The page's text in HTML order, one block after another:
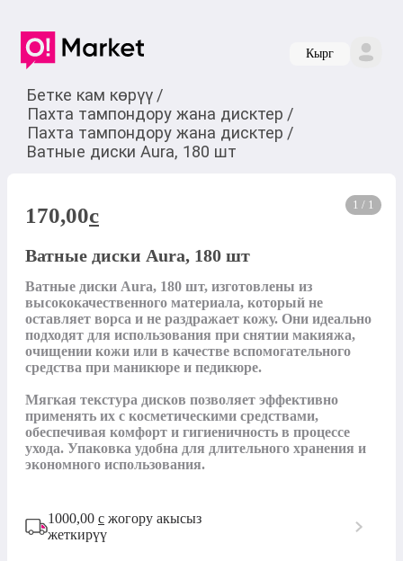
Кырг
Бетке кам көрүү /
Пахта тампондору жана дисктер /
Пахта тампондору жана дисктер /
Ватные диски Aura, 180 шт
1 / 1
170,00c
Ватные диски Aura, 180 шт
Ватные диски Aura, 180 шт, изготовлены из
высококачественного материала, который не
оставляет ворса и не раздражает кожу. Они идеально
подходят для использования при снятии макияжа,
очищении кожи или в качестве вспомогательного
средства при маникюре и педикюре.
Мягкая текстура дисков позволяет эффективно
применять их с косметическими средствами,
обеспечивая комфорт и гигиеничность в процессе
ухода. Упаковка удобна для длительного хранения и
экономного использования.
1000,00 с жогору акысыз
жеткирүү